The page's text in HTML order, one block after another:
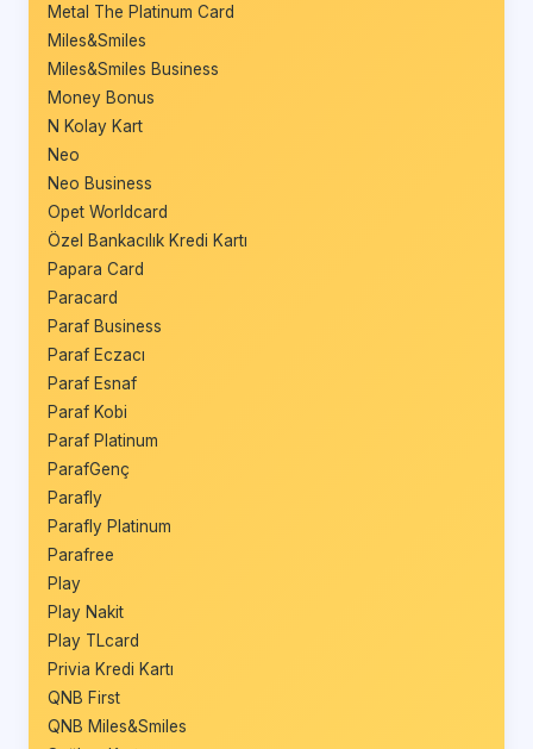
Metal The Platinum Card
Miles&Smiles
Miles&Smiles Business
Money Bonus
N Kolay Kart
Neo
Neo Business
Opet Worldcard
Özel Bankacılık Kredi Kartı
Papara Card
Paracard
Paraf Business
Paraf Eczacı
Paraf Esnaf
Paraf Kobi
Paraf Platinum
ParafGenç
Parafly
Parafly Platinum
Parafree
Play
Play Nakit
Play TLcard
Privia Kredi Kartı
QNB First
QNB Miles&Smiles